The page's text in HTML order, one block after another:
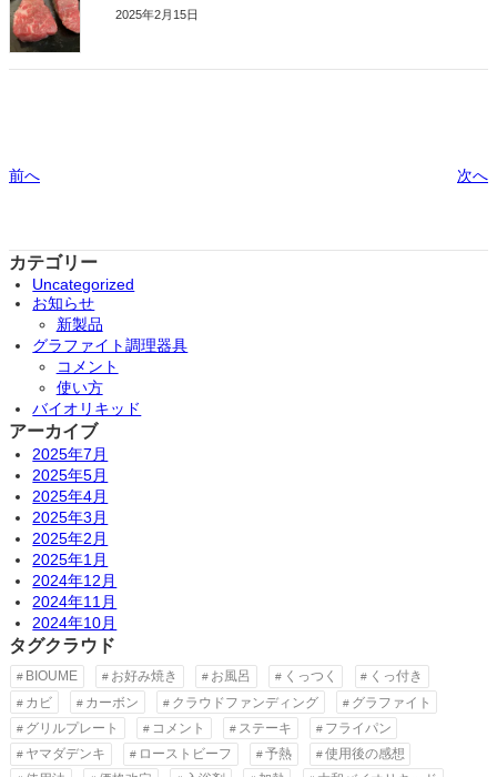
2025年2月15日
前へ 次へ
カテゴリー
Uncategorized
お知らせ
新製品
グラファイト調理器具
コメント
使い方
バイオリキッド
アーカイブ
2025年7月
2025年5月
2025年4月
2025年3月
2025年2月
2025年1月
2024年12月
2024年11月
2024年10月
タグクラウド
BIOUME お好み焼き お風呂 くっつく
くっ付き
カビ
カーボン クラウドファンディング
グラファイト
グリルプレート
コメント ステーキ
フライパン
ヤマダデンキ
ローストビーフ 予熱
使用後の感想